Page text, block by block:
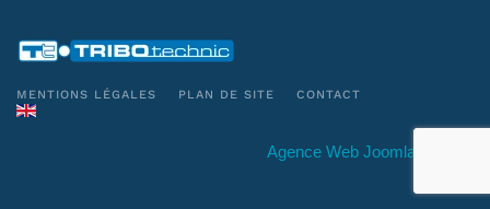
MENTIONS LÉGALES PLAN DE SITE CONTACT
Agence Web Joomla Conseil